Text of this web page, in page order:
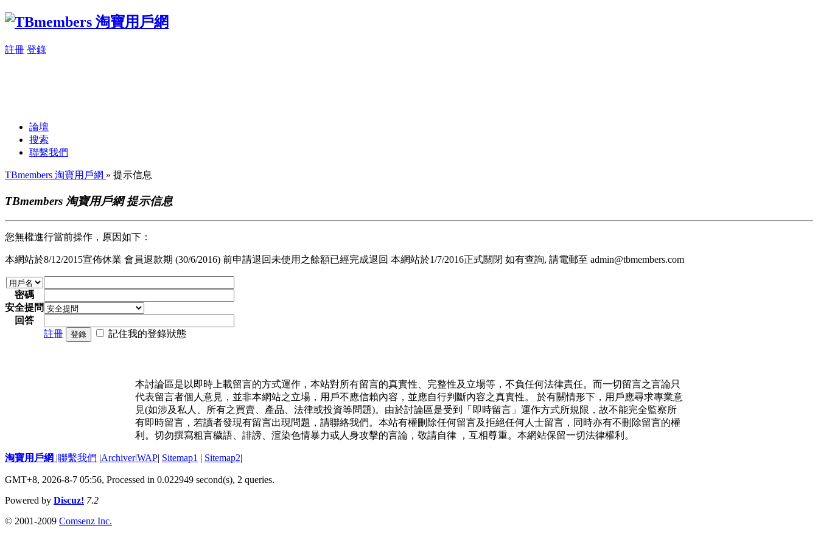
註冊 登錄
論壇
搜索
聯繫我們
TBmembers 淘寶用戶網 » 提示信息
TBmembers 淘寶用戶網 提示信息
您無權進行當前操作，原因如下：
本網站於8/12/2015宣佈休業 會員退款期 (30/6/2016) 前申請退回未使用之餘額已經完成退回 本網站於1/7/2016正式關閉 如有查詢, 請電郵至 admin@tbmembers.com
密碼
安全提問
回答
註冊
登錄 記住我的登錄狀態
本討論區是以即時上載留言的方式運作，本站對所有留言的真實性、完整性及立場等，不負任何法律責任。而一切留言之言論只
代表留言者個人意見，並非本網站之立場，用戶不應信賴內容，並應自行判斷內容之真實性。 於有關情形下，用戶應尋求專業意
見(如涉及私人、所有之買賣、產品、法律或投資等問題)。由於討論區是受到「即時留言」運作方式所規限，故不能完全監察所
有即時留言，若讀者發現有留言出現問題，請聯絡我們。本站有權刪除任何留言及拒絕任何人士留言，同時亦有不刪除留言的權
利。切勿撰寫粗言穢語、誹謗、渲染色情暴力或人身攻擊的言論，敬請自律 ，互相尊重。本網站保留一切法律權利。
淘寶用戶網 |聯繫我們 |Archiver|WAP| Sitemap1 | Sitemap2|
GMT+8, 2026-8-7 05:56, Processed in 0.022949 second(s), 2 queries.
Powered by Discuz! 7.2
© 2001-2009 Comsenz Inc.